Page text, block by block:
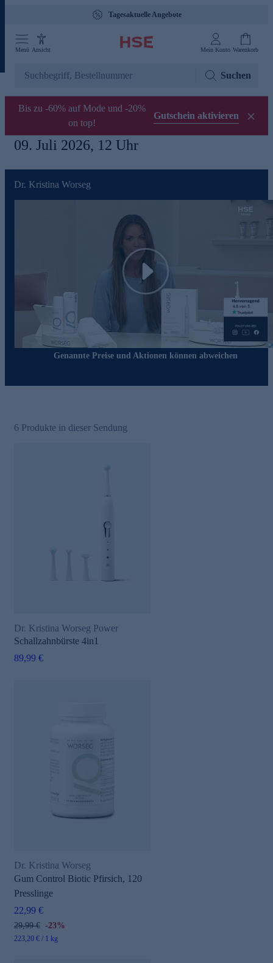
Tagesaktuelle Angebote
Menü Ansicht Mein Konto Warenkorb
Suchen
Bis zu -60% auf Mode und -20%
on top!
Gutschein aktivieren
09. Juli 2026, 12 Uhr
Dr. Kristina Worseg
Play
Genannte Preise und Aktionen können abweichen
6 Produkte in dieser Sendung
Dr. Kristina Worseg Power
Schallzahnbürste 4in1
89,99 €
Dr. Kristina Worseg
Gum Control Biotic Pfirsich, 120
Presslinge
22,99 €
29,99 € -23%
223,20 € / 1 kg